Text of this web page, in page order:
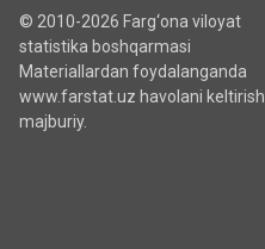
© 2010-2026 Farg‘ona viloyat
statistika boshqarmasi
Materiallardan foydalanganda
www.farstat.uz havolani keltirish
majburiy.